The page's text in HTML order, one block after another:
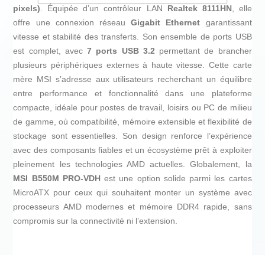
pixels). Équipée d’un contrôleur LAN Realtek 8111HN, elle
offre une connexion réseauGigabit Ethernet garantissant
vitesse et stabilité des transferts. Son ensemble de ports USB
est complet, avec7 ports USB 3.2permettant de brancher
plusieurs périphériques externes à haute vitesse. Cette carte
mère MSI s’adresse aux utilisateurs recherchant un équilibre
entre performance et fonctionnalité dans une plateforme
compacte, idéale pour postes de travail, loisirs ou PC de milieu
de gamme, où compatibilité, mémoire extensible et flexibilité de
stockage sont essentielles. Son design renforce l’expérience
avec des composants fiables et un écosystème prêt à exploiter
pleinement les technologies AMD actuelles. Globalement, la
MSI B550M PRO-VDHest une option solide parmi les cartes
MicroATX pour ceux qui souhaitent monter un système avec
processeurs AMD modernes et mémoire DDR4 rapide, sans
compromis sur la connectivité ni l’extension.